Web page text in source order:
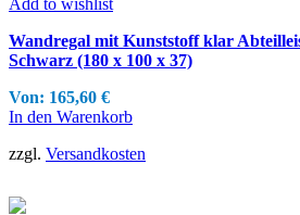
Add to wishlist
Wandregal mit Kunststoff klar
Schwarz (180 x 100 x 37)
Von: 165,60 €
In den Warenkorb
zzgl. Versandkosten